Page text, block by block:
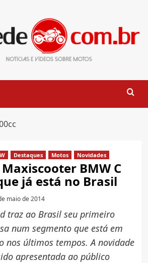
Destaques Motos Novidades
BMW C
já está no Brasil
maio de 2014
traz ao Brasil seu primeiro
num segmento que está em
nos últimos tempos. A novidade
apresentada ao público